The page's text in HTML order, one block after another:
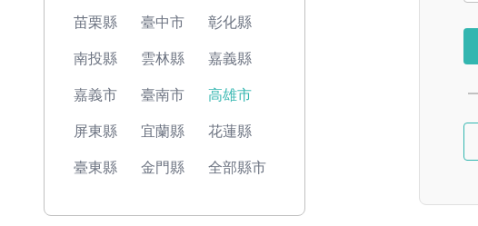
苗栗縣 臺中市 彰化縣
南投縣 雲林縣 嘉義縣
嘉義市 臺南市 高雄市
屏東縣 宜蘭縣 花蓮縣
臺東縣 金門縣 全部縣市